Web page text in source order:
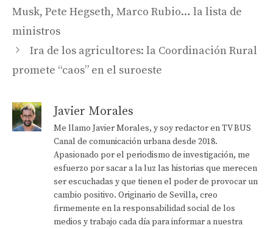
Musk, Pete Hegseth, Marco Rubio… la lista de
ministros
Ira de los agricultores: la Coordinación Rural
promete “caos” en el suroeste
Javier Morales
Me llamo Javier Morales, y soy redactor en TV BUS
Canal de comunicación urbana desde 2018.
Apasionado por el periodismo de investigación, me
esfuerzo por sacar a la luz las historias que merecen
ser escuchadas y que tienen el poder de provocar un
cambio positivo. Originario de Sevilla, creo
firmemente en la responsabilidad social de los
medios y trabajo cada día para informar a nuestra